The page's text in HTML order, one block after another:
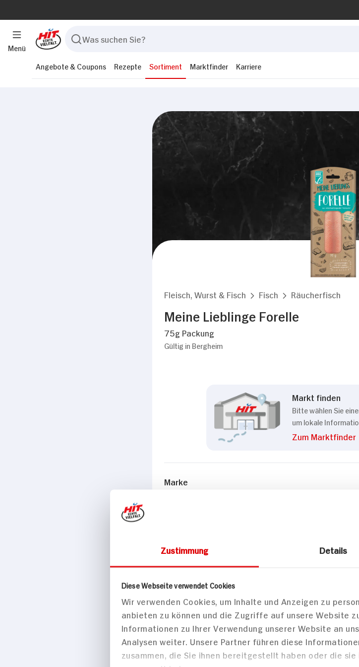
Zustimmung Details
Diese Webseite verwendet Cookies
Wir verwenden Cookies, um Inhalte und Anzeigen zu
anbieten zu können und die Zugriffe auf unsere Website
Informationen zu Ihrer Verwendung unserer Website an
Analysen weiter. Unsere Partner führen diese
zusammen, die Sie ihnen bereitgestellt haben oder die
Menü
Angebote & Coupons Rezepte Sortiment Marktfinder Karriere
Fleisch, Wurst & Fisch Fisch Räucherfisch
Meine Lieblinge Forelle
75g Packung
Gültig in Bergheim
Markt finden
Bitte wählen Sie
um lokale
Zum Marktfinder
Marke
Vorspeise/Snacks Hauptspeisen